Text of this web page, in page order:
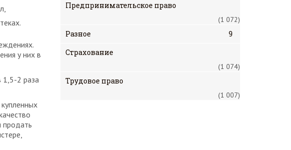
у них в
1,5-2 раза
продать
Предпринимательское право
(1 072)
Разное
9
Страхование
(1 074)
Трудовое право
(1 007)